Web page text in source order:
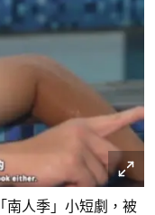
南人季」小短劇，被